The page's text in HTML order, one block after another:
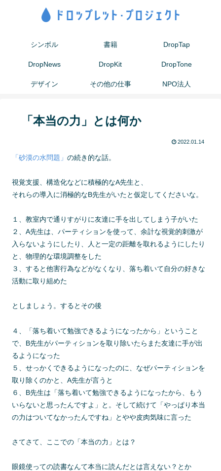
シンボル 書籍 DropTap
DropNews DropKit DropTone
デザイン その他の仕事 NPO法人
「本当の力」とは何か
2022.01.14
「砂漠の水問題」 の続き的な話。
視覚支援、構造化などに積極的なA先生と、
それらの導入に消極的なB先生がいたと仮定してくださいな。
１、教室内で通りすがりに友達に手を出してしまう子がいた
２、A先生は、パーティションを使って、余計な視覚的刺激が
入らないようにしたり、人と一定の距離を取れるようにしたり
と、物理的な環境調整をした
３、すると他害行為などがなくなり、落ち着いて自分の好きな
活動に取り組めた
としましょう。するとその後
４、「落ち着いて勉強できるようになったから」ということ
で、B先生がパーティションを取り除いたらまた友達に手が出
るようになった
５、せっかくできるようになったのに、なぜパーティションを
取り除くのかと、A先生が言うと
６、B先生は「落ち着いて勉強できるようになったから、もう
いらないと思ったんですよ」と。そして続けて「やっぱり本当
の力はついてなかったんですね」とやや皮肉気味に言った
さてさて、ここでの「本当の力」とは？
眼鏡使っての読書なんて本当に読んだとは言えない？とか